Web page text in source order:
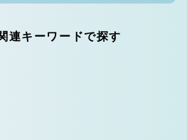
連キーワードで探す